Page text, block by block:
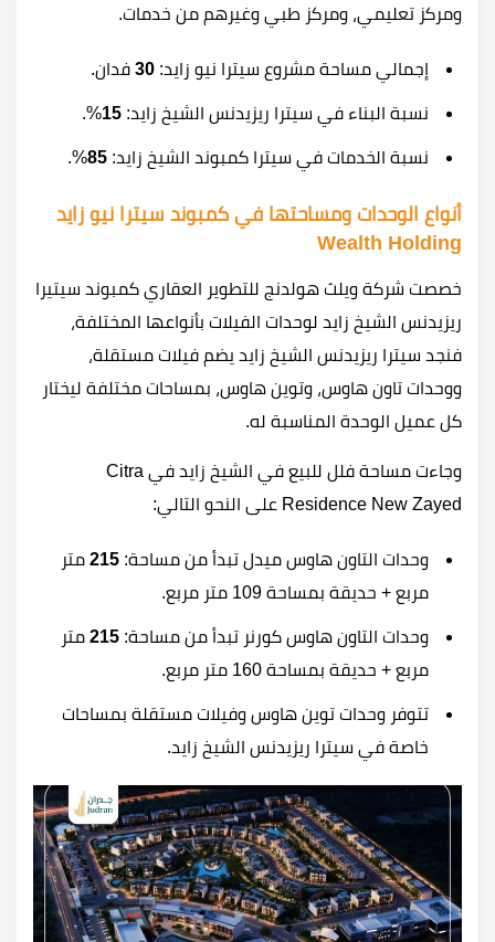
ومركز تعليمي، ومركز طبي وغيرهم من خدمات.
إجمالي مساحة مشروع سيترا نيو زايد: 30 فدان.
نسبة البناء في سيترا ريزيدنس الشيخ زايد: 15
%.
نسبة الخدمات في سيترا كمبوند الشيخ زايد: 85
%.
أنواع الوحدات ومساحتها في كمبوند سيترا نيو زايد
Wealth Holding
خصصت شركة ويلث هولدنج للتطوير العقاري كمبوند سيتيرا
ريزيدنس الشيخ زايد لوحدات الفيلات بأنواعها المختلفة،
فنجد سيترا ريزيدنس الشيخ زايد يضم فيلات مستقلة،
ووحدات تاون هاوس، وتوين هاوس، بمساحات مختلفة ليختار
كل عميل الوحدة المناسبة له.
وجاءت مساحة فلل للبيع في الشيخ زايد في Citra
Residence New Zayed على النحو التالي:
وحدات التاون هاوس ميدل تبدأ من مساحة: 215 متر
مربع + حديقة بمساحة 109 متر مربع.
وحدات التاون هاوس كورنر تبدأ من مساحة: 215 متر
مربع + حديقة بمساحة 160 متر مربع.
تتوفر وحدات توين هاوس وفيلات مستقلة بمساحات
خاصة في سيترا ريزيدنس الشيخ زايد.